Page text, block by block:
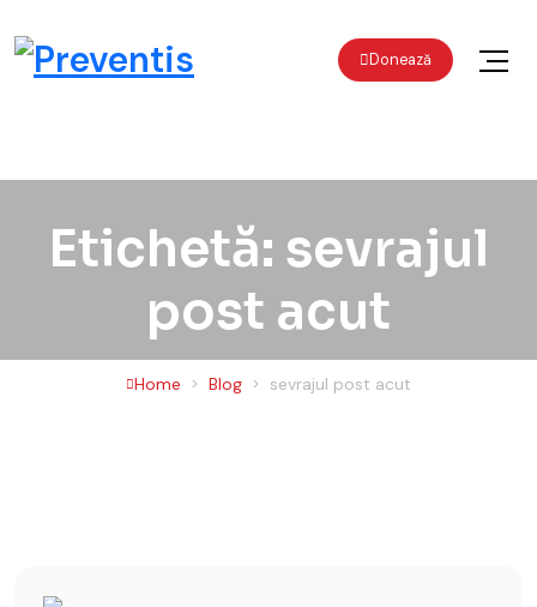
Preventis Donează
Etichetă: sevrajul
post acut
Home Blog sevrajul post acut